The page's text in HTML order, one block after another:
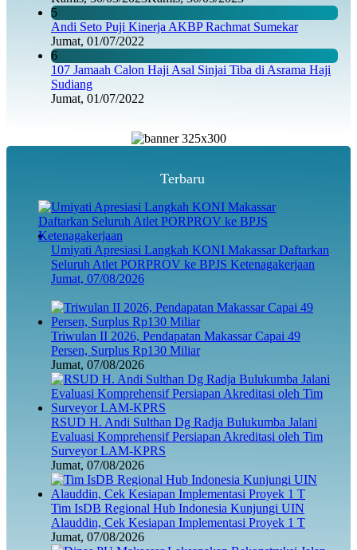
5
Andi Seto Puji Kinerja AKBP Rachmat Sumekar
Jumat, 01/07/2022
6
107 Jamaah Calon Haji Asal Sinjai Tiba di Asrama Haji
Sudiang
Jumat, 01/07/2022
Terbaru
Umiyati Apresiasi Langkah KONI Makassar Daftarkan
Seluruh Atlet PORPROV ke BPJS Ketenagakerjaan
Jumat, 07/08/2026
Triwulan II 2026, Pendapatan Makassar Capai 49
Persen, Surplus Rp130 Miliar
Jumat, 07/08/2026
RSUD H. Andi Sulthan Dg Radja Bulukumba Jalani
Evaluasi Komprehensif Persiapan Akreditasi oleh Tim
Surveyor LAM-KPRS
Jumat, 07/08/2026
Tim IsDB Regional Hub Indonesia Kunjungi UIN
Alauddin, Cek Kesiapan Implementasi Proyek 1 T
Jumat, 07/08/2026